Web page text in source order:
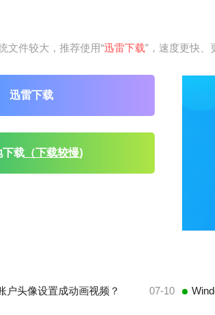
文件较大，推荐使用“迅雷下载”，速度更快、
迅雷下载
下载（下载较慢)
户头像设置成动画视频？ 07-10